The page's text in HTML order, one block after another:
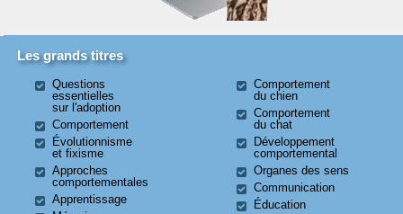
Les grands titres
Questions
essentielles
sur l'adoption
Comportement
Évolutionnisme
et fixisme
Approches
comportementales
Apprentissage
Comportement
du chien
Comportement
du chat
Développement
comportemental
Organes des sens
Communication
Éducation